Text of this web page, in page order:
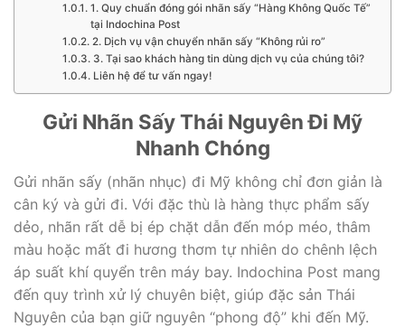
1. Quy chuẩn đóng gói nhãn sấy “Hàng Không Quốc Tế”
tại Indochina Post
2. Dịch vụ vận chuyển nhãn sấy “Không rủi ro”
3. Tại sao khách hàng tin dùng dịch vụ của chúng tôi?
Liên hệ để tư vấn ngay!
Gửi Nhãn Sấy Thái Nguyên Đi Mỹ
Nhanh Chóng
Gửi nhãn sấy (nhãn nhục) đi Mỹ không chỉ đơn giản là
cân ký và gửi đi. Với đặc thù là hàng thực phẩm sấy
dẻo, nhãn rất dễ bị ép chặt dẫn đến móp méo, thâm
màu hoặc mất đi hương thơm tự nhiên do chênh lệch
áp suất khí quyển trên máy bay. Indochina Post mang
đến quy trình xử lý chuyên biệt, giúp đặc sản Thái
Nguyên của bạn giữ nguyên “phong độ” khi đến Mỹ.